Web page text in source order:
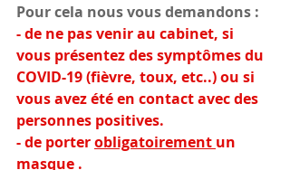
Pour cela nous vous demandons :
- de ne pas venir au cabinet, si
vous présentez des symptômes du
COVID-19 (fièvre, toux, etc..) ou si
vous avez été en contact avec des
personnes positives.
- de porter obligatoirement un
masque .